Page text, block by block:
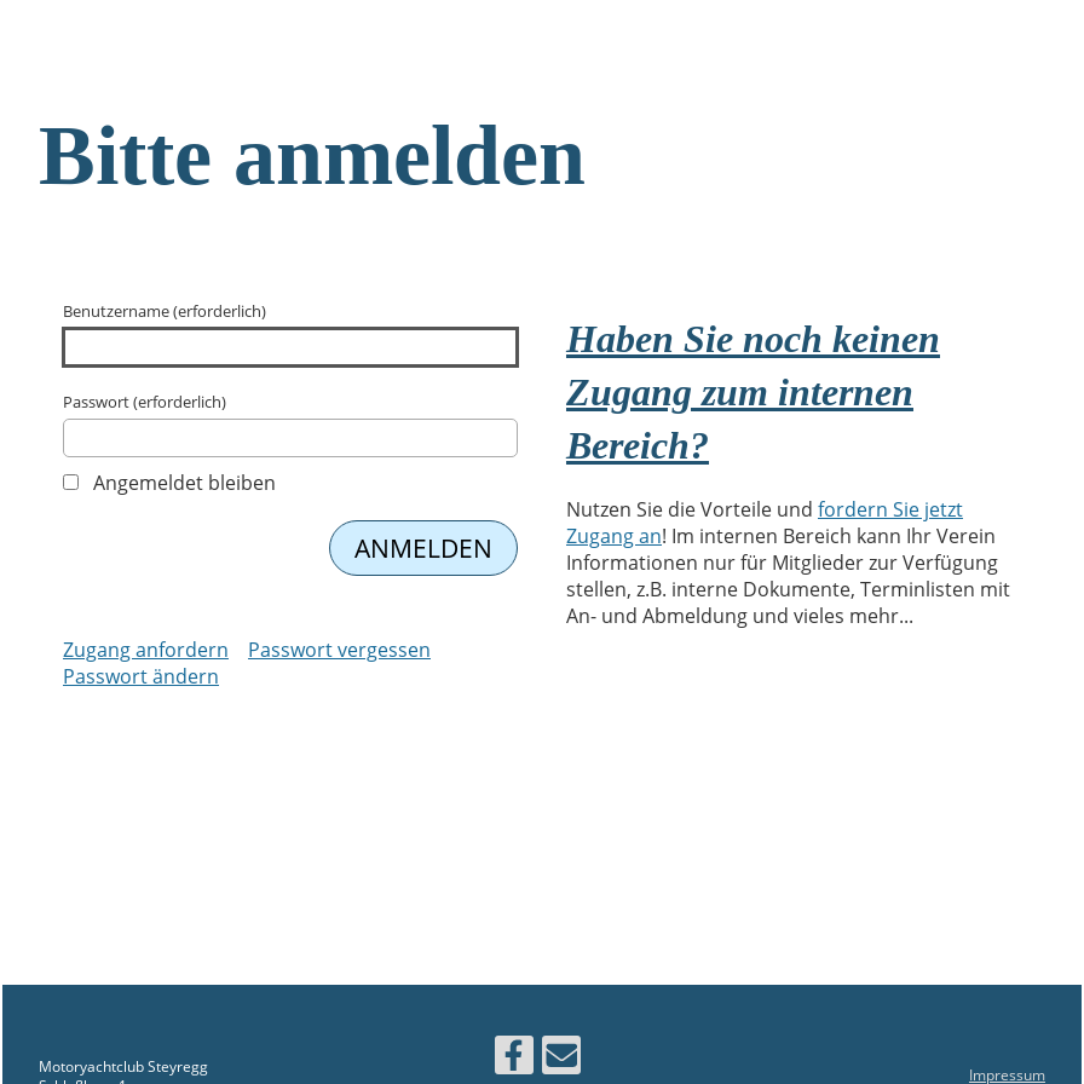
Bitte anmelden
Benutzername (erforderlich)
Passwort (erforderlich)
Angemeldet bleiben
Zugang anfordern
Passwort vergessen
Passwort ändern
Haben Sie noch keinen
Zugang zum internen
Bereich?
Nutzen Sie die Vorteile und fordern Sie jetzt
Zugang an! Im internen Bereich kann Ihr Verein
Informationen nur für Mitglieder zur Verfügung
stellen, z.B. interne Dokumente, Terminlisten mit
An- und Abmeldung und vieles mehr...
Motoryachtclub Steyregg
Impressum